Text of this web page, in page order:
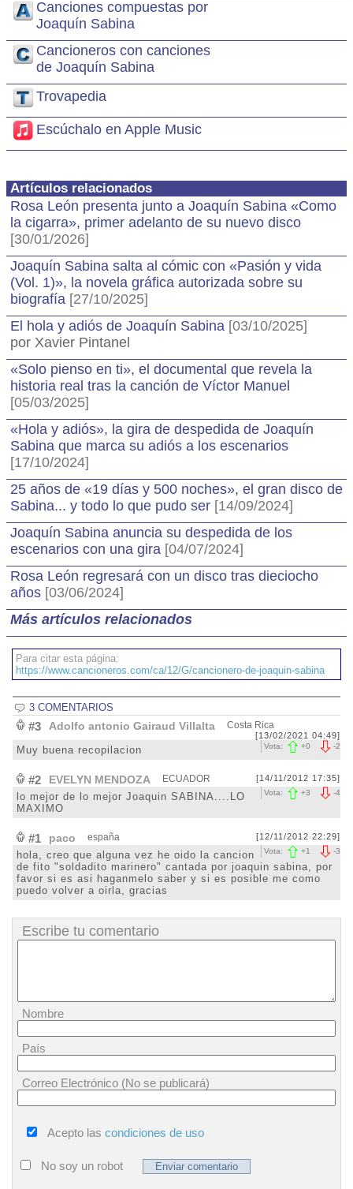
Canciones compuestas por
Joaquín Sabina
Cancioneros con canciones
de Joaquín Sabina
Trovapedia
Escúchalo en Apple Music
Artículos relacionados
Rosa León presenta junto a Joaquín Sabina «Como
la cigarra», primer adelanto de su nuevo disco
[30/01/2026]
Joaquín Sabina salta al cómic con «Pasión y vida
(Vol. 1)», la novela gráfica autorizada sobre su
biografía [27/10/2025]
El hola y adiós de Joaquín Sabina [03/10/2025]
por Xavier Pintanel
«Solo pienso en ti», el documental que revela la
historia real tras la canción de Víctor Manuel
[05/03/2025]
«Hola y adiós», la gira de despedida de Joaquín
Sabina que marca su adiós a los escenarios
[17/10/2024]
25 años de «19 días y 500 noches», el gran disco de
Sabina... y todo lo que pudo ser [14/09/2024]
Joaquín Sabina anuncia su despedida de los
escenarios con una gira [04/07/2024]
Rosa León regresará con un disco tras dieciocho
años [03/06/2024]
Más artículos relacionados
Para citar esta página:
https://www.cancioneros.com/ca/12/G/cancionero-de-joaquin-sabina
3 COMENTARIOS
#3 Adolfo antonio Gairaud Villalta Costa Rica
[13/02/2021 04:49]
-2
Vota: +0
Muy buena recopilacion
#2 EVELYN MENDOZA ECUADOR [14/11/2012 17:35]
-4
Vota: +3
lo mejor de lo mejor Joaquin SABINA....LO
MAXIMO
#1 paco españa [12/11/2012 22:29]
-3
Vota: +1
hola, creo que alguna vez he oido la cancion
de fito "soldadito marinero" cantada por joaquin sabina, por
favor si es asi haganmelo saber y si es posible me como
puedo volver a oirla, gracias
Escribe tu comentario
Nombre
País
Correo Electrónico (No se publicará)
Acepto las condiciones de uso
No soy un robot